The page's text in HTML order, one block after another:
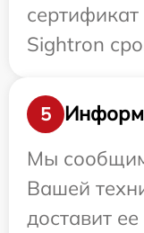
Sightron
5
Мы
Вашей
доставит